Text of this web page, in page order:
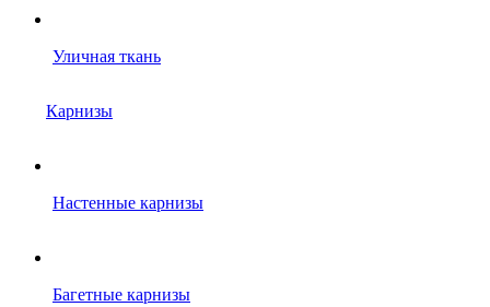
Уличная ткань
Карнизы
Настенные карнизы
Багетные карнизы